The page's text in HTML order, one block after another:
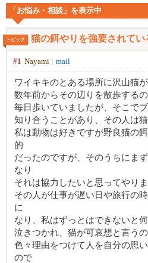
「お悩み・相談」を表示中
トピック 猫の餌やりを強要されてい
#1 Nayami mail
ワイキキのとある場所に沢山猫が
数年前からその辺りを散歩する
毎日歩いていましたが、そこで
知り合うことがあり、その人は
私は動物は好きですが野良猫の
的
だったのですが、そのうちにま
なり
それは協力したいと思ってやり
その人が仕事が遅い日や旅行の
に
なり、私はずっとはできないと
泣きつかれ、猫が可哀想と言う
色々理由をつけて人を自分の思
ので